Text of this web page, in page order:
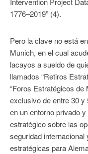
1776–2019” (4).
Pero la clave no está
Munich, en el cual
lacayos a sueldo de
llamados “Retiros
“Foros Estratégicos de
exclusivo de entre 30
en un entorno privado
estratégico sobre las
seguridad internacional
estratégicas para